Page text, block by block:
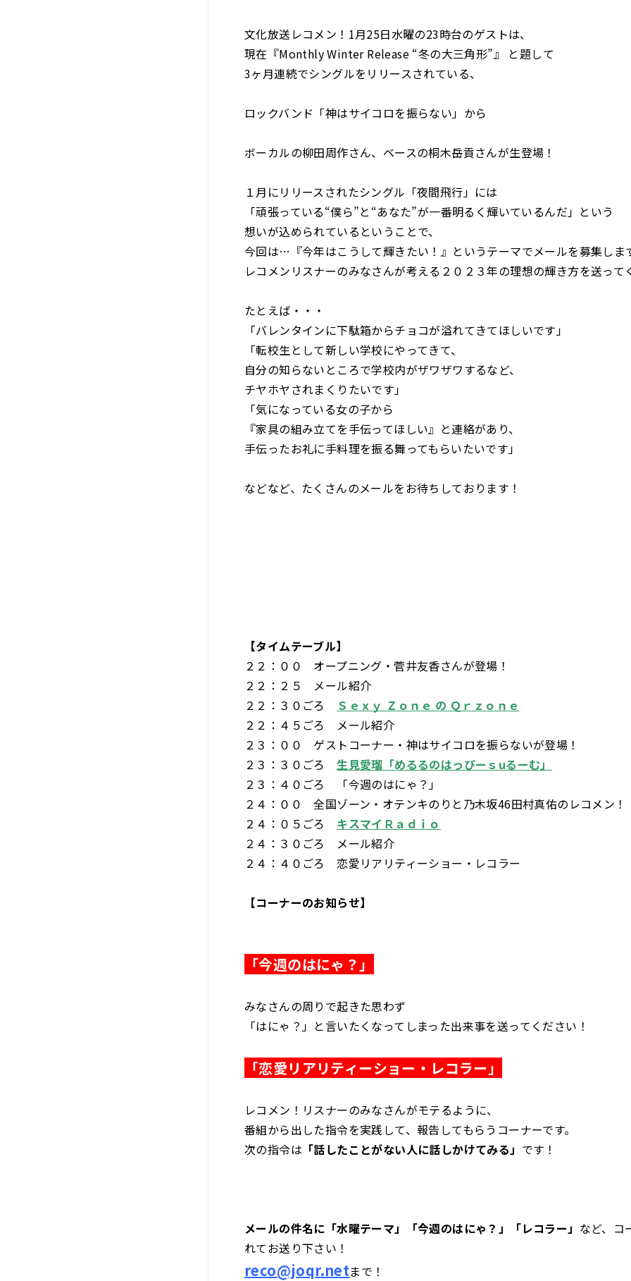
文化放送レコメン！1月25日水曜の23時台のゲストは、
現在『Monthly Winter Release “冬の大三角形”』 と題して
3ヶ月連続でシングルをリリースされている、
ロックバンド「神はサイコロを振らない」から
ボーカルの柳田周作さん、ベースの桐木岳貢さんが生登場！
１月にリリースされたシングル「夜間飛行」には
「頑張っている“僕ら”と“あなた”が一番明るく輝いているんだ」という
想いが込められているということで、
今回は…『今年はこうして輝きたい！』というテーマでメールを募集しま
レコメンリスナーのみなさんが考える２０２３年の理想の輝き方を送って
たとえば・・・
「バレンタインに下駄箱からチョコが溢れてきてほしいです」
「転校生として新しい学校にやってきて、
自分の知らないところで学校内がザワザワするなど、
チヤホヤされまくりたいです」
「気になっている女の子から
『家具の組み立てを手伝ってほしい』と連絡があり、
手伝ったお礼に手料理を振る舞ってもらいたいです」
などなど、たくさんのメールをお待ちしております！
【タイムテーブル】
２２：００ オープニング・菅井友香さんが登場！
２２：２５ メール紹介
２２：３０ごろ
Ｓｅｘｙ Ｚｏｎｅ の Ｑｒｚｏｎｅ
２２：４５ごろ メール紹介
２３：００ ゲストコーナー・神はサイコロを振らないが登場！
２３：３０ごろ生見愛瑠「めるるのはっぴーｓuるーむ」
２３：４０ごろ 「今週のはにゃ？」
２４：００ 全国ゾーン・オテンキのりと乃木坂46田村真佑のレコメン！
２４：０５ごろ キスマイＲａｄｉｏ
２４：３０ごろ メール紹介
２４：４０ごろ 恋愛リアリティーショー・レコラー
【コーナーのお知らせ】
「今週のはにゃ？」
みなさんの周りで起きた思わず
「はにゃ？」と言いたくなってしまった出来事を送ってください！
「恋愛リアリティーショー・レコラー」
レコメン！リスナーのみなさんがモテるように、
番組から出した指令を実践して、報告してもらうコーナーです。
次の指令は 「話したことがない人に話しかけてみる」 です！
メールの件名に「水曜テーマ」「今週のはにゃ？」「レコラー」 など、コ
れてお送り下さい！
reco@joqr.netまで！